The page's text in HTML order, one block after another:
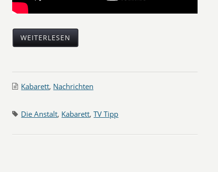
WEITERLESEN
Kabarett, Nachrichten
Die Anstalt, Kabarett,TV Tipp